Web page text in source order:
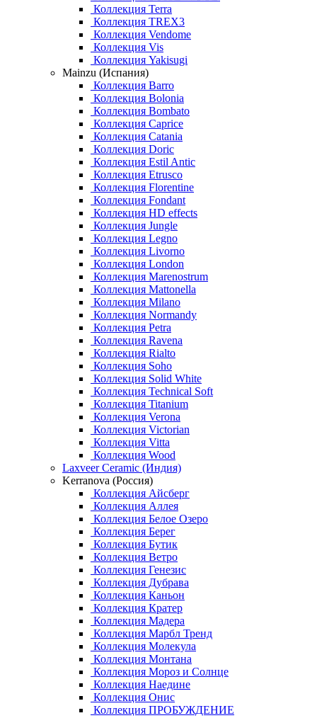
Коллекция Terra
Коллекция TREX3
Коллекция Vendome
Коллекция Vis
Коллекция Yakisugi
Mainzu (Испания)
Коллекция Barro
Коллекция Bolonia
Коллекция Bombato
Коллекция Caprice
Коллекция Catania
Коллекция Doric
Коллекция Estil Antic
Коллекция Etrusco
Коллекция Florentine
Коллекция Fondant
Коллекция HD effects
Коллекция Jungle
Коллекция Legno
Коллекция Livorno
Коллекция London
Коллекция Marenostrum
Коллекция Mattonella
Коллекция Milano
Коллекция Normandy
Коллекция Petra
Коллекция Ravena
Коллекция Rialto
Коллекция Soho
Коллекция Solid White
Коллекция Technical Soft
Коллекция Titanium
Коллекция Verona
Коллекция Victorian
Коллекция Vitta
Коллекция Wood
Laxveer Ceramic (Индия)
Kerranova (Россия)
Коллекция Айсберг
Коллекция Аллея
Коллекция Белое Озеро
Коллекция Берег
Коллекция Бутик
Коллекция Ветро
Коллекция Генезис
Коллекция Дубрава
Коллекция Каньон
Коллекция Кратер
Коллекция Мадера
Коллекция Марбл Тренд
Коллекция Молекула
Коллекция Монтана
Коллекция Мороз и Солнце
Коллекция Наедине
Коллекция Онис
Коллекция ПРОБУЖДЕНИЕ